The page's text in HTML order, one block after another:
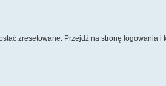
zresetowane. Przejdź na stronę logowania i